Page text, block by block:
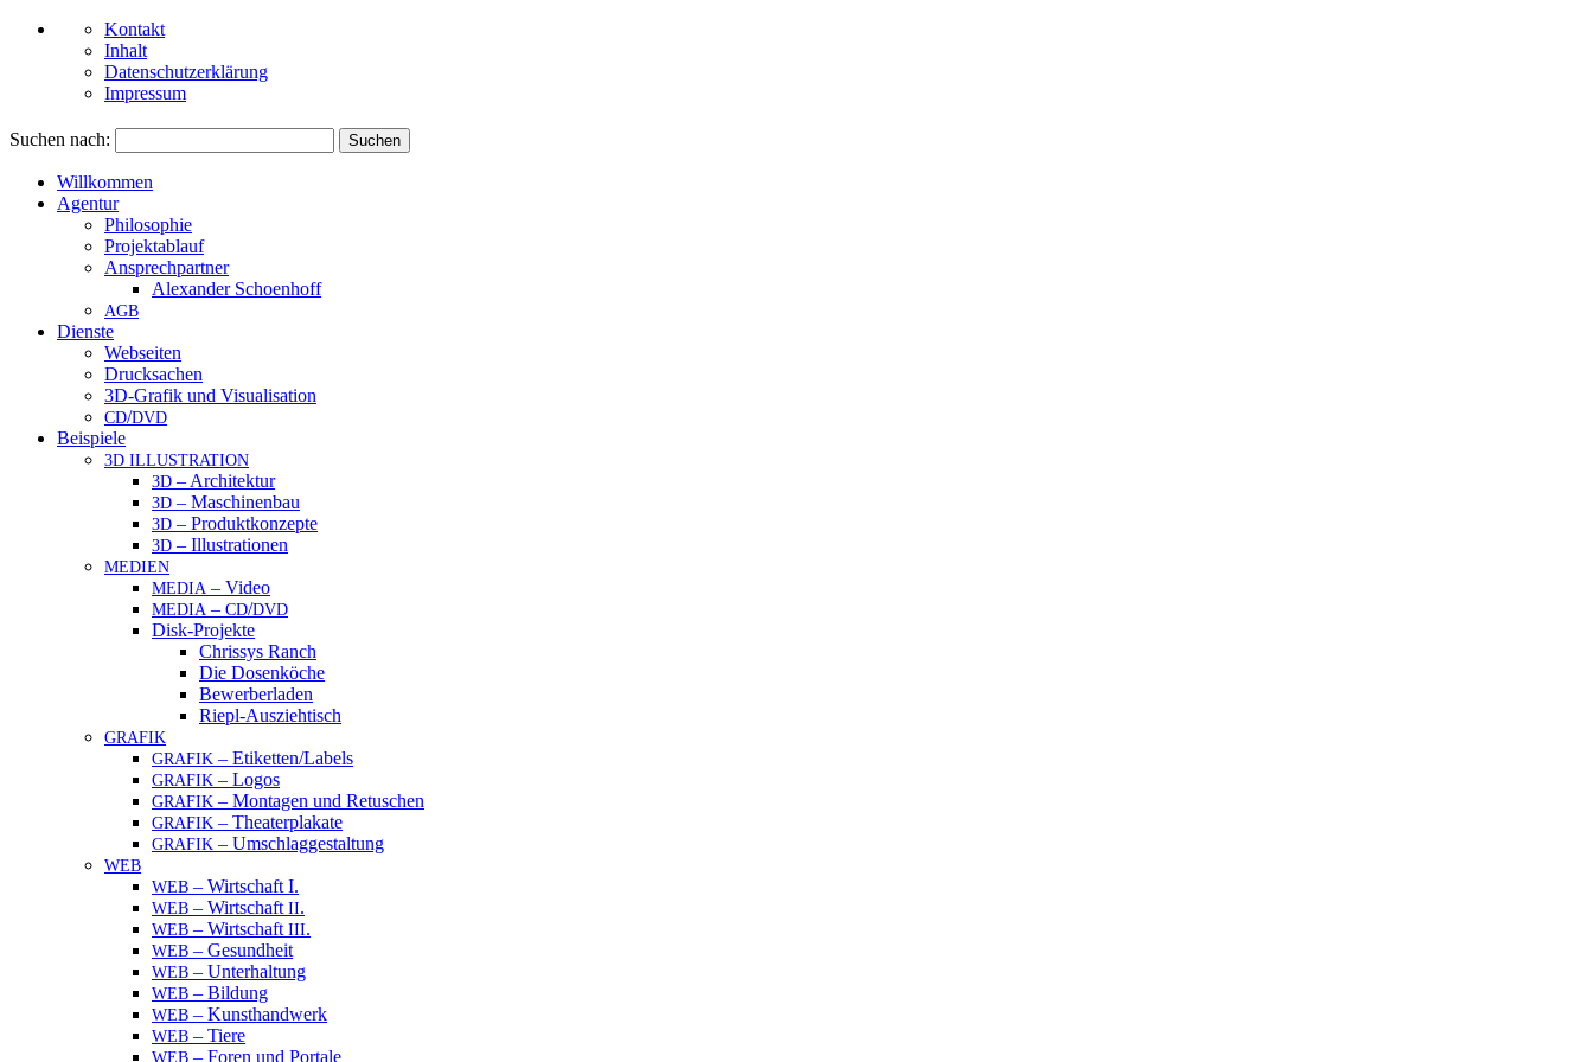
Kontakt
Inhalt
Datenschutzerklärung
Impressum
Suchen nach:
Willkommen
Agentur
Philosophie
Projektablauf
An­sprech­part­ner
Alex­an­der Schoenhoff
AGB
Dienste
Webseiten
Drucksachen
3D-Grafik und Visualisation
CD/DVD
Beispiele
3D ILLUSTRATION
3D – Architektur
3D – Maschinenbau
3D – Produktkonzepte
3D – Illustrationen
MEDIEN
MEDIA – Video
MEDIA – CD/DVD
Disk-Projekte
Chrissys Ranch
Die Dosenköche
Bewerberladen
Riepl-Ausziehtisch
GRAFIK
GRAFIK – Etiketten/Labels
GRAFIK – Logos
GRAFIK – Montagen und Retuschen
GRAFIK – Theaterplakate
GRAFIK – Umschlaggestaltung
WEB
WEB – Wirtschaft I.
WEB – Wirtschaft II.
WEB – Wirtschaft III.
WEB – Gesundheit
WEB – Unterhaltung
WEB – Bildung
WEB – Kunsthandwerk
WEB – Tiere
WEB – Foren und Portale